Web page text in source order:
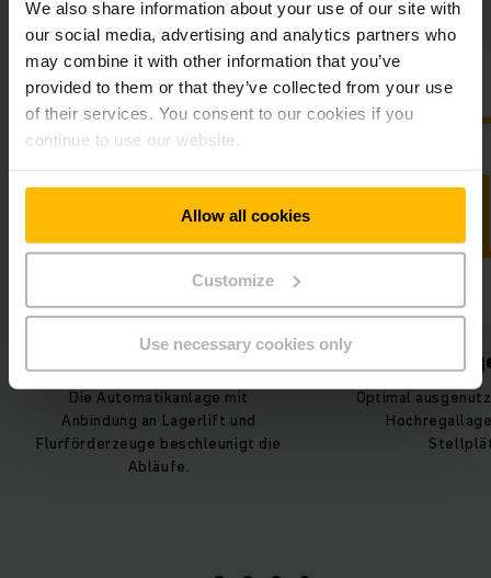
We also share information about your use of our site with
our social media, advertising and analytics partners who
may combine it with other information that you’ve
provided to them or that they’ve collected from your use
of their services. You consent to our cookies if you
continue to use our website.
Allow all cookies
Customize
Use necessary cookies only
Co. KG auf einen Blick
Mehr Lagerplatz
Optimal ausgenutzte Fläche dank
Hochregallager mit 8.416
Stellplätzen.
techniker